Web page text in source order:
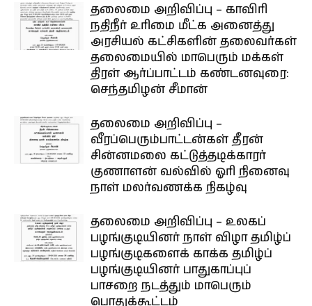
தலைமை அறிவிப்பு – காவிரி
நதிநீர் உரிமை மீட்க அனைத்து
அரசியல் கட்சிகளின் தலைவர்கள்
தலைமையில் மாபெரும் மக்கள்
திரள் ஆர்ப்பாட்டம் கண்டனவுரை:
செந்தமிழன் சீமான்
தலைமை அறிவிப்பு –
வீரப்பெரும்பாட்டன்கள் தீரன்
சின்னமலை கட்டுத்தடிக்காரர்
குணாளன் வல்வில் ஓரி நினைவு
நாள் மலர்வணக்க நிகழ்வு
தலைமை அறிவிப்பு – உலகப்
பழங்குடியினர் நாள் விழா தமிழ்ப்
பழங்குடிகளைக் காக்க தமிழ்ப்
பழங்குடியினர் பாதுகாப்புப்
பாசறை நடத்தும் மாபெரும்
பொதுக்கூட்டம்